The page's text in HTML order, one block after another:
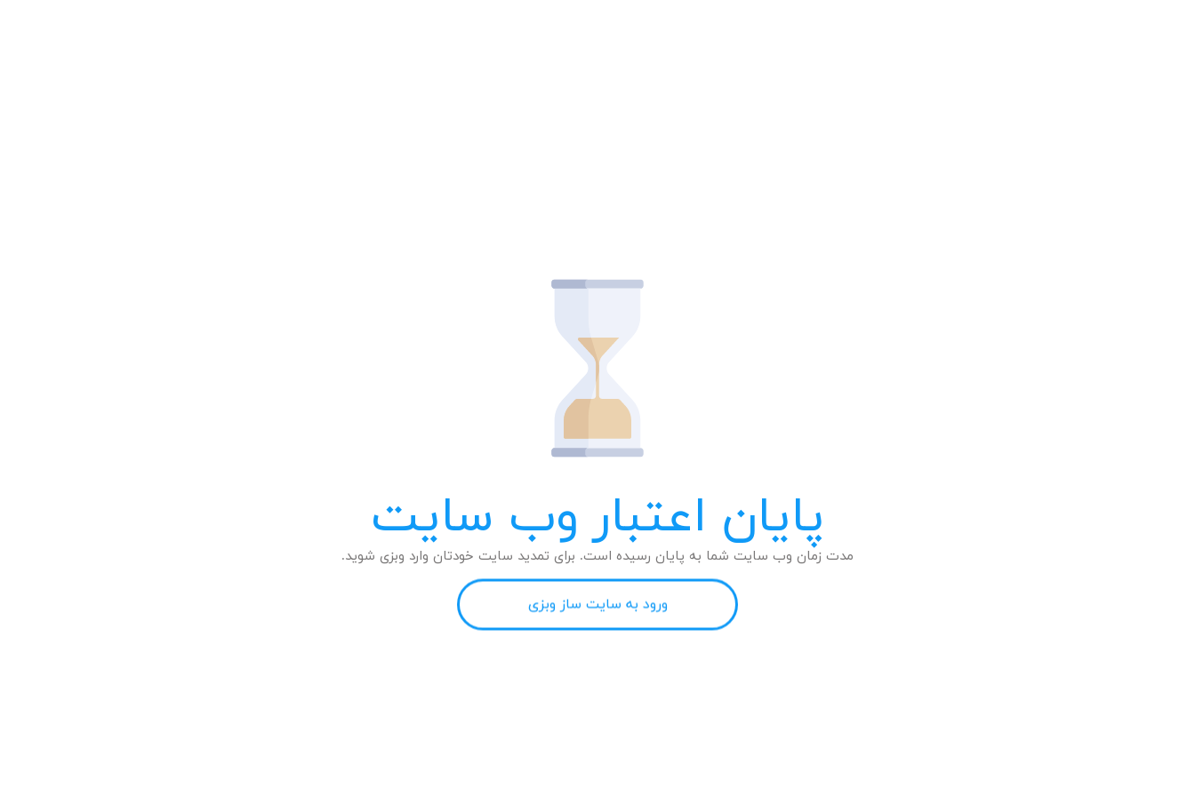
پایان اعتبار وب سایت
مدت زمان وب سایت شما به پایان رسیده است. برای تمدید سایت خودتان وارد وبزی شوید.
ورود به سایت ساز وبزی